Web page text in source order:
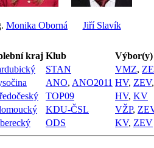
Monika Oborná Jiří Slavík
kraj Klub
Výbor(y)
STAN VMZ,
ANO, ANO2011 HV, ZEV
TOP09 HV, KV
KDU-ČSL VŽP,
ODS KV, ZEV